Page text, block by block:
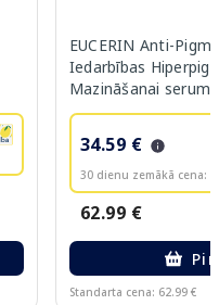
EUCERIN Anti-
Iedarbības
Mazināšanai
34.59 €
30 dienu zemākā cena:
62.99 €
Standarta cena: 62.99 €